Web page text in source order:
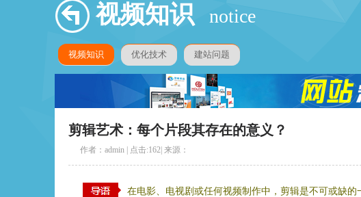
视频知识 notice
视频知识 优化技术 建站问题
剪辑艺术：每个片段其存在的意义？
作者：admin | 点击:162 | 来源：
在电影、电视剧或任何视频制作中，剪辑是不可或缺